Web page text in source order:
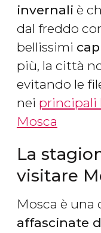
invernali è
dal freddo
bellissimi
più, la città
evitando le
nei principali
Mosca
La
visitare
Mosca è una
affascinate